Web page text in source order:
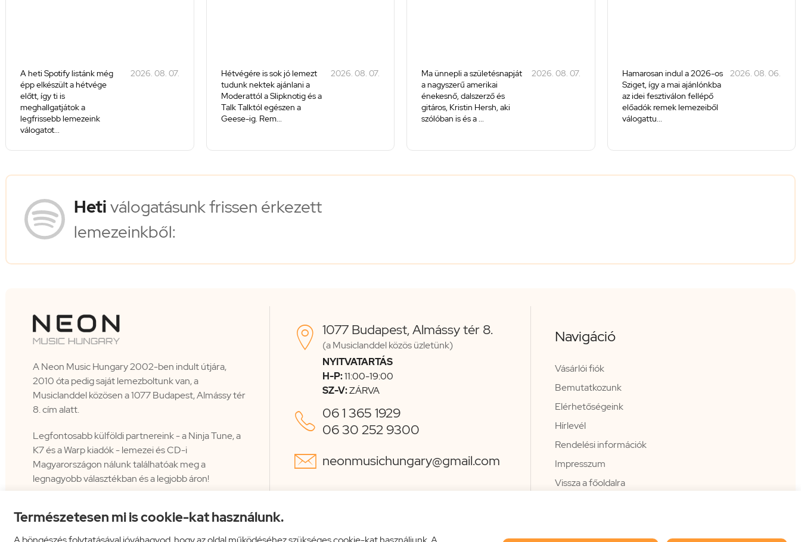
Természetesen mi is cookie-kat használunk.
A heti Spotify listánk még
épp elkészült a hétvége
előtt, így ti is
meghallgatjátok a
legfrissebb lemezeink
válogatot...
2026. 08. 07.
Hétvégére is sok jó lemezt
tudunk nektek ajánlani a
Moderattól a Slipknotig és a
Talk Talktól egészen a
Geese-ig. Rem...
2026. 08. 07.
Ma ünnepli a születésnapját
a nagyszerű amerikai
énekesnő, dalszerző és
gitáros, Kristin Hersh, aki
szólóban is és a ...
2026. 08. 07.
Hamarosan indul a 2026-os
Sziget, így a mai ajánlónkba
az idei fesztiválon fellépő
előadók remek lemezeiből
válogattu...
2026. 08. 06.
Hetiválogatásunk frissen érkezett
lemezeinkből:
A Neon Music Hungary 2002-ben indult útjára,
2010 óta pedig saját lemezboltunk van, a
Musiclanddel közösen a 1077 Budapest, Almássy tér
8. cím alatt.
Legfontosabb külföldi partnereink - a Ninja Tune, a
K7 és a Warp kiadók - lemezei és CD-i
Magyarországon nálunk találhatóak meg a
legnagyobb választékban és a legjobb áron!
 1077 Budapest, Almássy tér 8.
(a Musiclanddel közös üzletünk)
NYITVATARTÁS
H-P:11:00-19:00
SZ-V:ZÁRVA
 06 1 365 1929
06 30 252 9300
 neonmusichungary@gmail.com
Navigáció
Vásárlói fiók
Bemutatkozunk
Elérhetőségeink
Hírlevél
Rendelési információk
Impresszum
Vissza a főoldalra